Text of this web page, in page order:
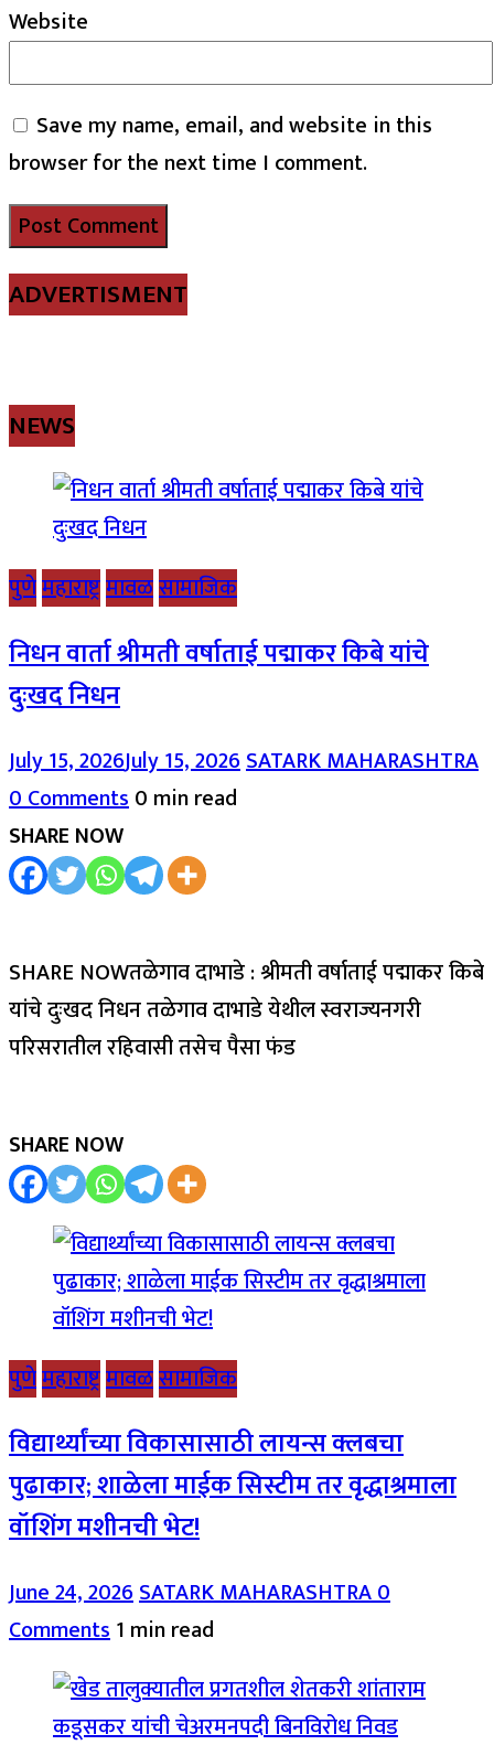
Website
Save my name, email, and website in this
browser for the next time I comment.
ADVERTISMENT
NEWS
पुणेमहाराष्ट्रमावळसामाजिक
निधन वार्ता श्रीमती वर्षाताई पद्माकर किबे यांचे
दुःखद निधन
July 15, 2026July 15, 2026SATARK MAHARASHTRA
0 Comments0 min read
SHARE NOW
SHARE NOWतळेगाव दाभाडे : श्रीमती वर्षाताई पद्माकर किबे
यांचे दुःखद निधन तळेगाव दाभाडे येथील स्वराज्यनगरी
परिसरातील रहिवासी तसेच पैसा फंड
SHARE NOW
पुणेमहाराष्ट्रमावळसामाजिक
विद्यार्थ्यांच्या विकासासाठी लायन्स क्लबचा
पुढाकार; शाळेला माईक सिस्टीम तर वृद्धाश्रमाला
वॉशिंग मशीनची भेट!
June 24, 2026SATARK MAHARASHTRA0
Comments1 min read